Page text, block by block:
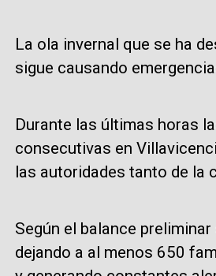
La ola invernal que se ha
sigue causando
Durante las últimas horas
consecutivas en
las autoridades tanto de la
Según el balance
dejando a al menos 650